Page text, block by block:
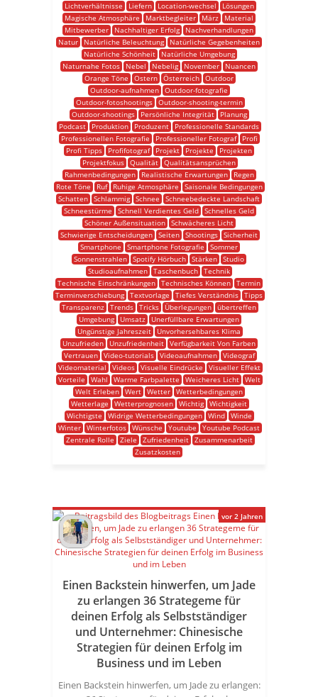
Lichtverhältnisse
Liefern Location-wechsel
Lösungen
Magische Atmosphäre
Marktbegleiter März
Material
Mitbewerber
Nachhaltiger Erfolg
Nachverhandlungen
Natur
Natürliche Beleuchtung
Natürliche Gegebenheiten
Natürliche Schönheit
Natürliche Umgebung
Naturnahe Fotos
Nebel Nebelig November
Nuancen
Orange Töne
Ostern Österreich Outdoor
Outdoor-aufnahmen Outdoor-fotografie
Outdoor-fotoshootings
Outdoor-shooting-termin
Outdoor-shootings
Persönliche Integrität
Planung
Podcast
Produktion Produzent
Professionelle Standards
Professionellen Fotografie
Professioneller Fotograf
Profi
Profi Tipps
Profifotograf Projekt Projekte
Projekten
Projektfokus Qualität Qualitätsansprüchen
Rahmenbedingungen
Realistische Erwartungen
Regen
Rote Töne
Ruf Ruhige Atmosphäre
Saisonale Bedingungen
Schatten Schlammig Schnee
Schneebedeckte Landschaft
Schneestürme
Schnell Verdientes Geld Schnelles Geld
Schöner Außensituation Schwächeres Licht
Schwierige Entscheidungen Seiten Shootings Sicherheit
Smartphone
Smartphone Fotografie
Sommer
Sonnenstrahlen Spotify Hörbuch Stärken Studio
Studioaufnahmen Taschenbuch Technik
Technische Einschränkungen Technisches Können Termin
Terminverschiebung Textvorlage Tiefes Verständnis Tipps
Transparenz Trends Tricks Überlegungen übertreffen
Umgebung
Umsatz
Unerfüllbare Erwartungen
Ungünstige Jahreszeit
Unvorhersehbares Klima
Unzufrieden
Unzufriedenheit Verfügbarkeit Von Farben
Vertrauen
Video-tutorials Videoaufnahmen
Videograf
Videomaterial
Videos Visuelle Eindrücke
Visueller Effekt
Vorteile
Wahl Warme Farbpalette Weicheres Licht
Welt
Welt Erleben Wert Wetter Wetterbedingungen
Wetterlage
Wetterprognosen Wichtig Wichtigkeit
Wichtigste
Widrige Wetterbedingungen Wind
Winde
Winter Winterfotos Wünsche Youtube
Youtube Podcast
Zentrale Rolle
Ziele Zufriedenheit
Zusammenarbeit
Zusatzkosten
Einen Backstein hinwerfen, um Jade
zu erlangen 36 Strategeme für
deinen Erfolg als Selbstständiger
und Unternehmer: Chinesische
Strategien für deinen Erfolg im
Business und im Leben
Einen Backstein hinwerfen, um Jade zu erlangen:
vor 2 Jahren